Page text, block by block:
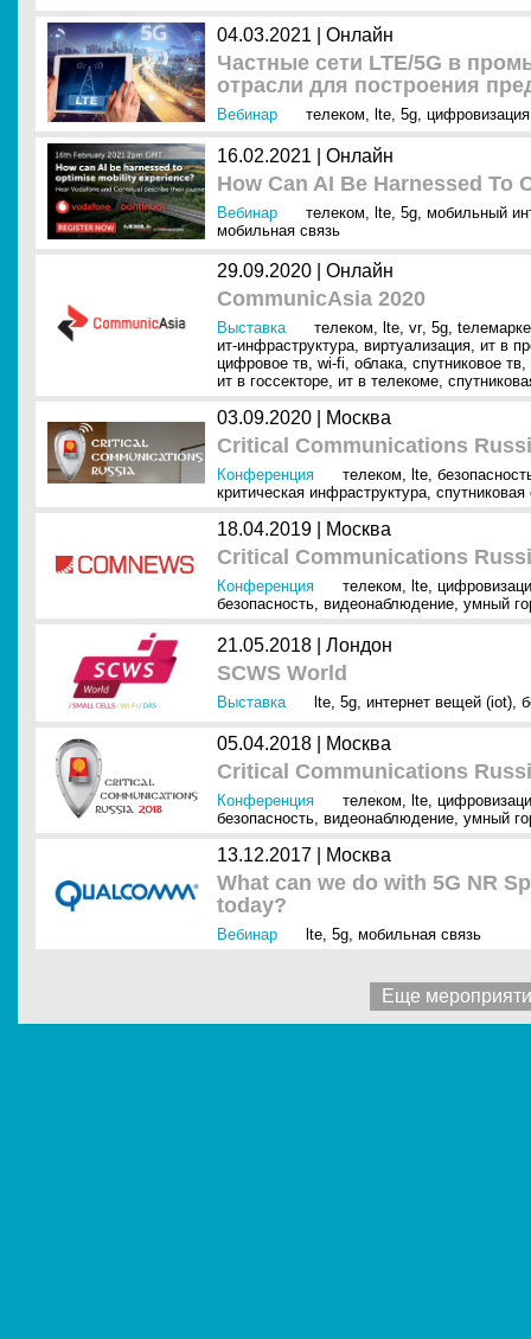
04.03.2021 | Онлайн
Частные сети LTE/5G в
отрасли для построения
Вебинар телеком, lte, 5g, цифровизация
16.02.2021 | Онлайн
How Can AI Be Harnessed
Вебинар телеком, lte, 5g, мобильный
мобильная связь
29.09.2020 | Онлайн
CommunicAsia 2020
Выставка телеком, lte, vr, 5g,
ит-инфраструктура, виртуализация, ит в
цифровое тв, wi-fi, облака, спутниковое тв,
ит в госсекторе, ит в телекоме,
03.09.2020 | Москва
Critical Communications
Конференция телеком, lte,
критическая инфраструктура, спутниковая
18.04.2019 | Москва
Critical Communications
Конференция телеком, lte,
безопасность, видеонаблюдение, умный
21.05.2018 | Лондон
SCWS World
Выставка lte, 5g, интернет вещей (iot),
05.04.2018 | Москва
Critical Communications
Конференция телеком, lte,
безопасность, видеонаблюдение, умный
13.12.2017 | Москва
What can we do with 5G NR
today?
Вебинар lte, 5g, мобильная связь
Еще